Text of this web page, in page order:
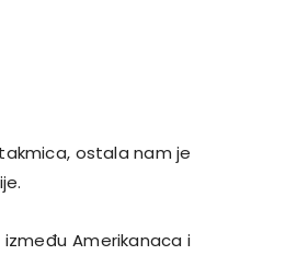
ostala nam je
Amerikanaca i